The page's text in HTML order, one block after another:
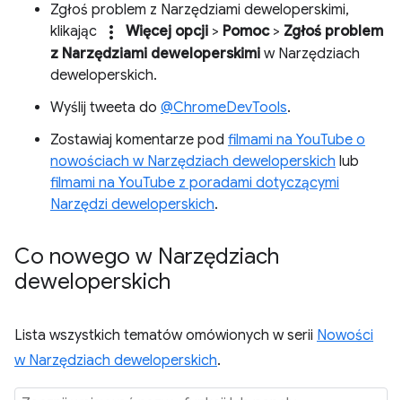
Zgłoś problem z Narzędziami deweloperskimi,
klikając
more_vert Więcej opcji > Pomoc> Zgłoś problem
z Narzędziami deweloperskimi w Narzędziach
deweloperskich.
Wyślij tweeta do @ChromeDevTools.
Zostawiaj komentarze pod filmami na YouTube o
nowościach w Narzędziach deweloperskich lub
filmami na YouTube z poradami dotyczącymi
Narzędzi deweloperskich.
Co nowego w Narzędziach
deweloperskich
Lista wszystkich tematów omówionych w serii Nowości
w Narzędziach deweloperskich.